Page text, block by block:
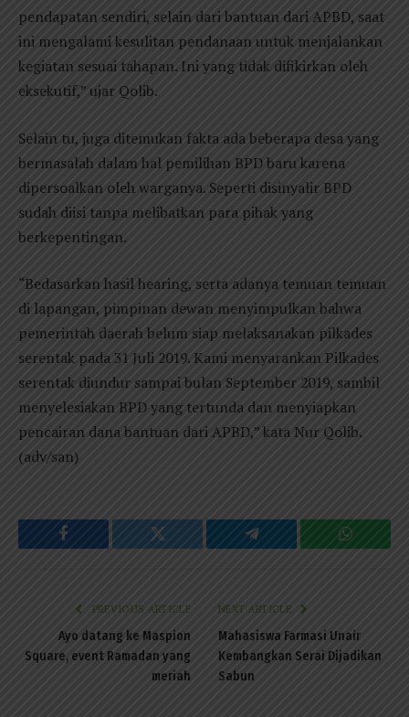
pendapatan sendiri, selain dari bantuan dari APBD, saat
ini mengalami kesulitan pendanaan untuk menjalankan
kegiatan sesuai tahapan. Ini yang tidak difikirkan oleh
eksekutif,” ujar Qolib.
Selain tu, juga ditemukan fakta ada beberapa desa yang
bermasalah dalam hal pemilihan BPD baru karena
dipersoalkan oleh warganya. Seperti disinyalir BPD
sudah diisi tanpa melibatkan para pihak yang
berkepentingan.
“Bedasarkan hasil hearing, serta adanya temuan temuan
di lapangan, pimpinan dewan menyimpulkan bahwa
pemerintah daerah belum siap melaksanakan pilkades
serentak pada 31 Juli 2019. Kami menyarankan Pilkades
serentak diundur sampai bulan September 2019, sambil
menyelesiakan BPD yang tertunda dan menyiapkan
pencairan dana bantuan dari APBD,” kata Nur Qolib.
(adv/san)
Facebook Twitter Telegram
PREVIOUS ARTICLE
Ayo datang ke Maspion
Square, event Ramadan yang
meriah
NEXT ARTICLE
Mahasiswa Farmasi Unair
Kembangkan Serai Dijadikan
Sabun